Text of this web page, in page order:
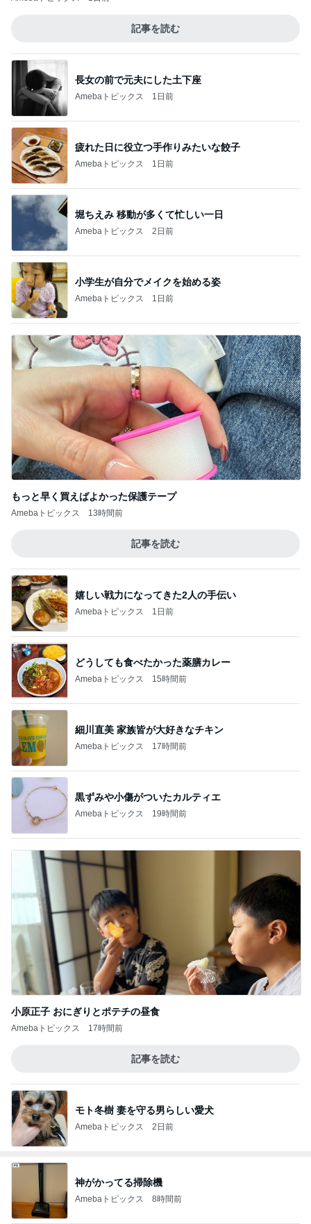
記事を読む
長女の前で元夫にした土下座
Amebaトピックス 1日前
疲れた日に役立つ手作りみたいな餃子
Amebaトピックス 1日前
堀ちえみ 移動が多くて忙しい一日
Amebaトピックス 2日前
小学生が自分でメイクを始める姿
Amebaトピックス 1日前
もっと早く買えばよかった保護テープ
Amebaトピックス 13時間前
記事を読む
嬉しい戦力になってきた2人の手伝い
Amebaトピックス 1日前
どうしても食べたかった薬膳カレー
Amebaトピックス 15時間前
細川直美 家族皆が大好きなチキン
Amebaトピックス 17時間前
黒ずみや小傷がついたカルティエ
Amebaトピックス 19時間前
小原正子 おにぎりとポテチの昼食
Amebaトピックス 17時間前
記事を読む
モト冬樹 妻を守る男らしい愛犬
Amebaトピックス 2日前
神がかってる掃除機
Amebaトピックス 8時間前